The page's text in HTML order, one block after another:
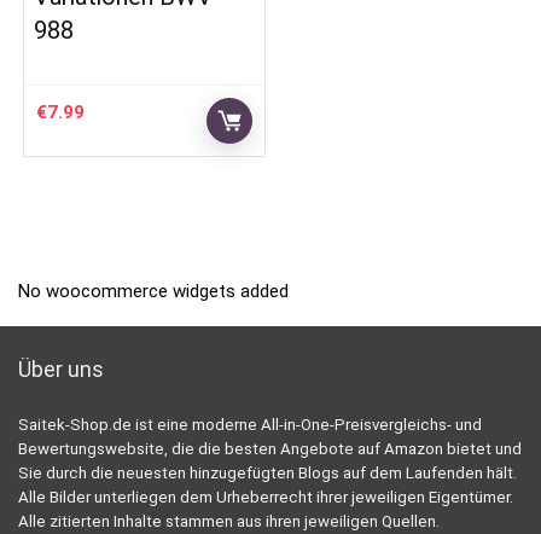
988
€7.99
No woocommerce widgets added
Über uns
Saitek-Shop.de ist eine moderne All-in-One-Preisvergleichs- und
Bewertungswebsite, die die besten Angebote auf Amazon bietet und
Sie durch die neuesten hinzugefügten Blogs auf dem Laufenden hält.
Alle Bilder unterliegen dem Urheberrecht ihrer jeweiligen Eigentümer.
Alle zitierten Inhalte stammen aus ihren jeweiligen Quellen.